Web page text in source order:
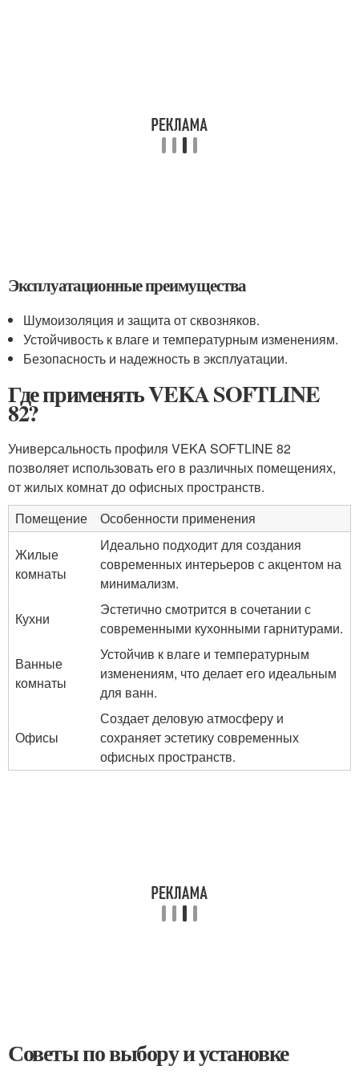
Эксплуатационные преимущества
Шумоизоляция и защита от сквозняков.
Устойчивость к влаге и температурным изменениям.
Безопасность и надежность в эксплуатации.
Где применять VEKA SOFTLINE
82?
Универсальность профиля VEKA SOFTLINE 82
позволяет использовать его в различных помещениях,
от жилых комнат до офисных пространств.
Помещение
Особенности применения
Жилые
комнаты
Идеально подходит для создания
современных интерьеров с акцентом на
минимализм.
Кухни
Эстетично смотрится в сочетании с
современными кухонными гарнитурами.
Ванные
комнаты
Устойчив к влаге и температурным
изменениям, что делает его идеальным
для ванн.
Офисы
Создает деловую атмосферу и
сохраняет эстетику современных
офисных пространств.
Советы по выбору и установке